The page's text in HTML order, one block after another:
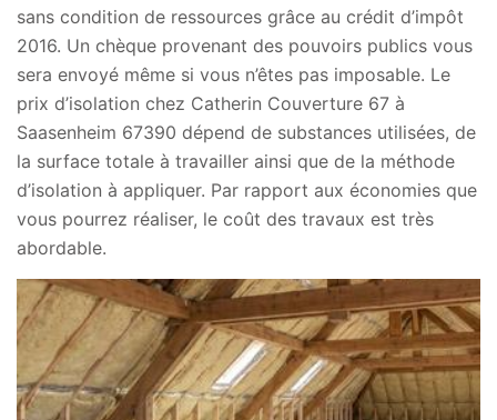
sans condition de ressources grâce au crédit d’impôt
2016. Un chèque provenant des pouvoirs publics vous
sera envoyé même si vous n’êtes pas imposable. Le
prix d’isolation chez Catherin Couverture 67 à
Saasenheim 67390 dépend de substances utilisées, de
la surface totale à travailler ainsi que de la méthode
d’isolation à appliquer. Par rapport aux économies que
vous pourrez réaliser, le coût des travaux est très
abordable.